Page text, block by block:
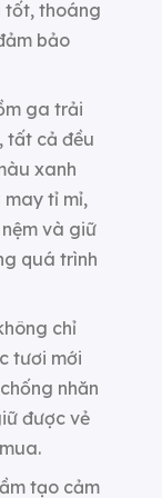
tốt, thoáng
bảo
ga trải
tất cả đều
xanh
may tỉ mỉ,
và giữ
quá trình
chỉ
tươi mới
nhăn
được vẻ
tạo cảm